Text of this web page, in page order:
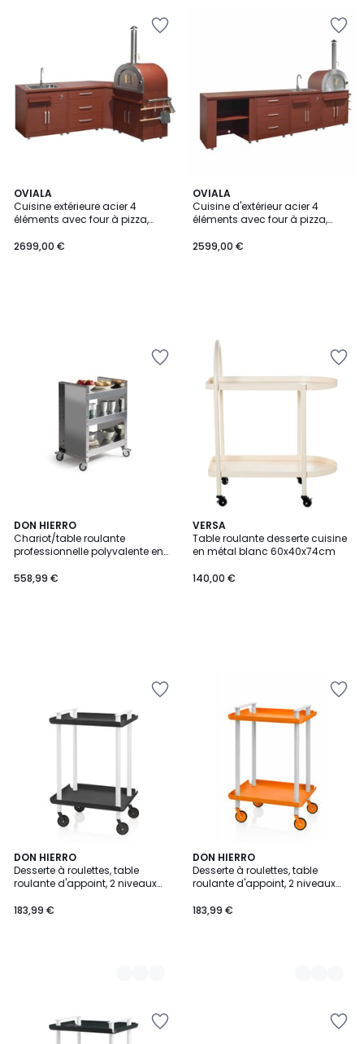
OVIALA
Cuisine extérieure acier 4
éléments avec four à pizza,
2699,00 €
OVIALA
Cuisine d'extérieur acier 4
éléments avec four à pizza,
2599,00 €
DON HIERRO
Chariot/table roulante
professionnelle polyvalente en
558,99 €
VERSA
Table roulante desserte cuisine
en métal blanc 60x40x74cm
140,00 €
DON HIERRO
Desserte à roulettes, table
roulante d'appoint, 2 niveaux
183,99 €
8
Couleurs
DON HIERRO
Desserte à roulettes, table
roulante d'appoint, 2 niveaux
183,99 €
8
Couleurs